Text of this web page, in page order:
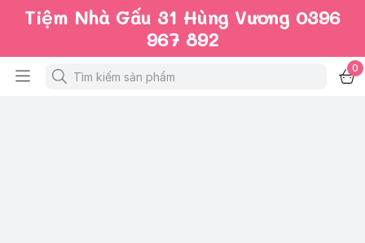
Tiệm Nhà Gấu 31 Hùng Vương 0396
967 892
0